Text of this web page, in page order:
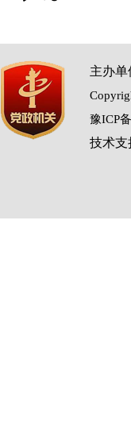
主办
豫ICP
技术支